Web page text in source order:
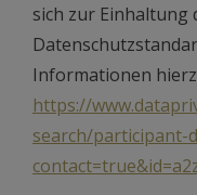
sich zur Einhaltung
Informationen
https://
search/participant-